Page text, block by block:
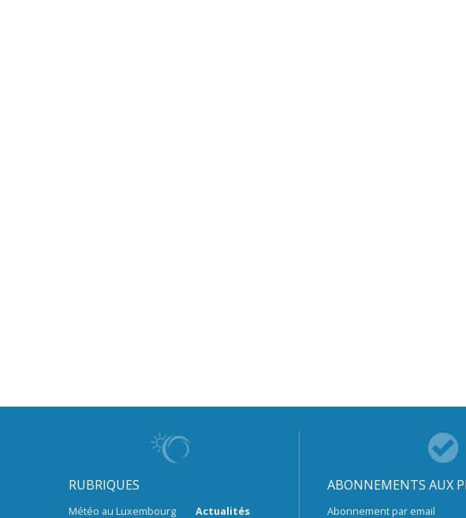
RUBRIQUES
Météo au Luxembourg Actualités
ABONNEMENTS AUX
Abonnement par email